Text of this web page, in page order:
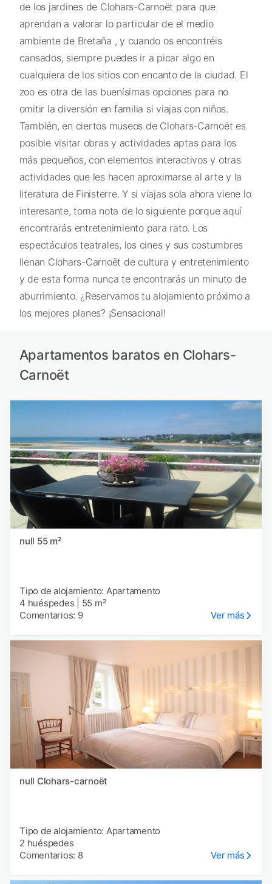
de los jardines de Clohars-Carnoët para que
aprendan a valorar lo particular de el medio
ambiente de Bretaña , y cuando os encontréis
cansados, siempre puedes ir a picar algo en
cualquiera de los sitios con encanto de la ciudad. El
zoo es otra de las buenísimas opciones para no
omitir la diversión en familia si viajas con niños.
También, en ciertos museos de Clohars-Carnoët es
posible visitar obras y actividades aptas para los
más pequeños, con elementos interactivos y otras
actividades que les hacen aproximarse al arte y la
literatura de Finisterre. Y si viajas sola ahora viene lo
interesante, toma nota de lo siguiente porque aquí
encontrarás entretenimiento para rato. Los
espectáculos teatrales, los cines y sus costumbres
llenan Clohars-Carnoët de cultura y entretenimiento
y de esta forma nunca te encontrarás un minuto de
aburrimiento. ¿Reservamos tu alojamiento próximo a
los mejores planes? ¡Sensacional!
Apartamentos baratos en Clohars-
Carnoët
null 55 m²
Tipo de alojamiento: Apartamento
4 huéspedes
55 m²
Comentarios: 9
Ver más
null Clohars-carnoët
Tipo de alojamiento: Apartamento
2 huéspedes
Comentarios: 8
Ver más